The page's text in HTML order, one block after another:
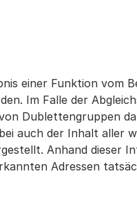
einer Funktion vom
Im Falle der
Dublettengruppen
auch der Inhalt aller
Anhand dieser
Adressen